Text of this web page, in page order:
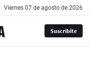
viernes 07 de agosto de 2026
Suscribite